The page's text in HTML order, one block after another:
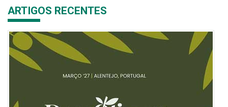
ARTIGOS RECENTES